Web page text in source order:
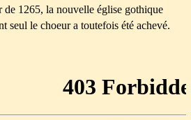
1265, la nouvelle église gothique
seul le choeur a toutefois été achevé.